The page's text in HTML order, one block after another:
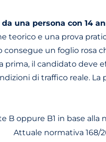
una persona con 14
teorico e una prova
un foglio rosa
prima, il candidato
di traffico reale.
B oppure B1 in base
Attuale normativa 168/